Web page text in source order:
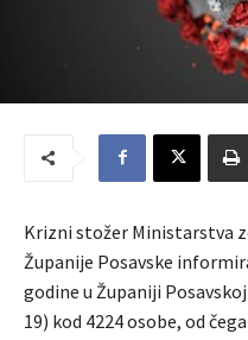
Krizni stožer Ministarstva
Županije Posavske
godine u Županiji
19) kod 4224 osobe, od